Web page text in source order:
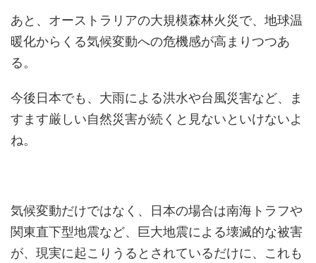
あと、オーストラリアの大規模森林火災で、地球温
暖化からくる気候変動への危機感が高まりつつあ
る。
今後日本でも、大雨による洪水や台風災害など、ま
すます厳しい自然災害が続くと見ないといけないよ
ね。
気候変動だけではなく、日本の場合は南海トラフや
関東直下型地震など、巨大地震による壊滅的な被害
が、現実に起こりうるとされているだけに、これも